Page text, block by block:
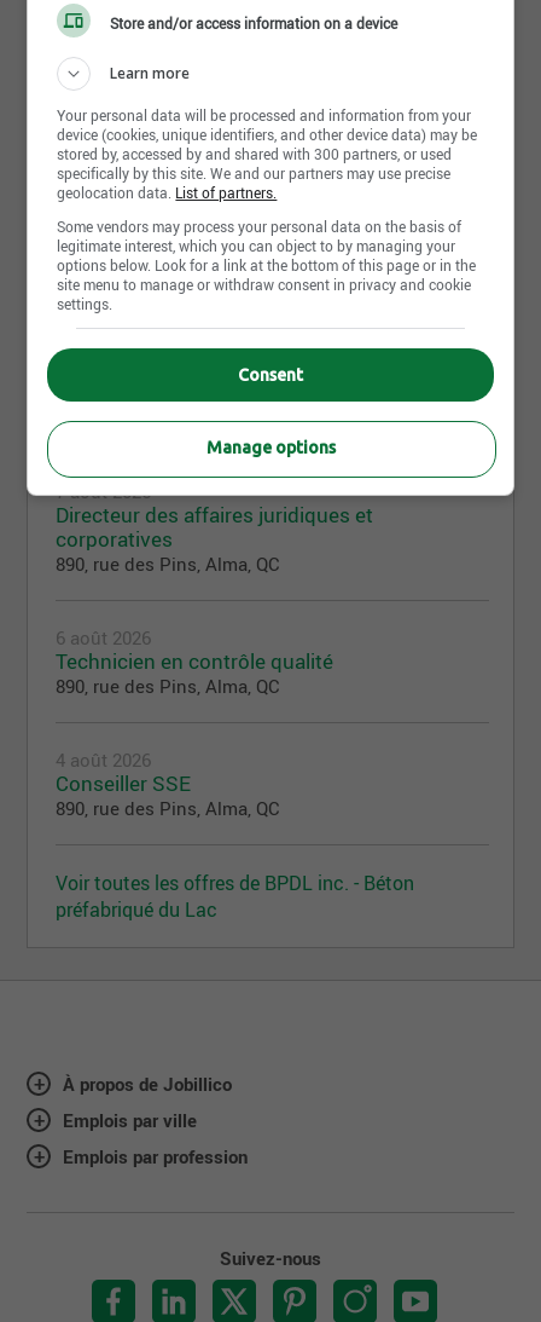
Le projet PLACE DE L'ESCARPEMENT à Québec
vient de se voir décerné le prix de design du PCI
pour l'année 2012 (bâtiment commercial 4 étages et
BPDL
Partager cette page
Offres d'emploi 10
7 août 2026
Directeur des affaires juridiques et
corporatives
890, rue des Pins, Alma, QC
6 août 2026
Technicien en contrôle qualité
890, rue des Pins, Alma, QC
4 août 2026
Conseiller SSE
890, rue des Pins, Alma, QC
Voir toutes les offres de BPDL inc. - Béton
préfabriqué du Lac
À propos de Jobillico
Emplois par ville
Emplois par profession
Suivez-nous
Store and/or access information on a device
Learn more
Your personal data will be processed and information from your
device (cookies, unique identifiers, and other device data) may be
stored by, accessed by and shared with 300 partners, or used
specifically by this site. We and our partners may use precise
geolocation data. List of partners.
Some vendors may process your personal data on the basis of
legitimate interest, which you can object to by managing your
options below. Look for a link at the bottom of this page or in the
site menu to manage or withdraw consent in privacy and cookie
settings.
Consent
Manage options